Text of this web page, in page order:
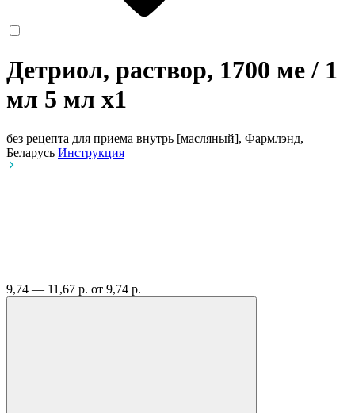
Детриол, раствор, 1700 ме / 1
мл 5 мл x1
без рецепта для приема внутрь [масляный], Фармлэнд,
Беларусь Инструкция
9,74 — 11,67 р. от 9,74 р.